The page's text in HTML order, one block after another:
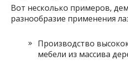
Вот несколько примеров,
разнообразие применения
Производство
мебели из массива